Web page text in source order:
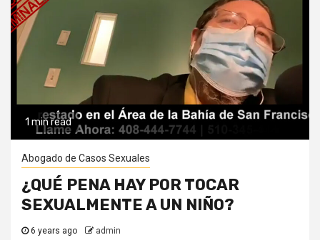
1 min read
Abogado de Casos Sexuales
¿QUÉ PENA HAY POR TOCAR
SEXUALMENTE A UN NIÑO?
6 years ago admin